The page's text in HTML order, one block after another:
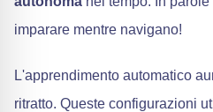
imparare mentre navigano!
L'apprendimento automatico
ritratto. Queste configurazioni